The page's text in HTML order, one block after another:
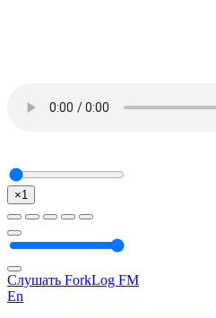
×1
Слушать ForkLog FM
En